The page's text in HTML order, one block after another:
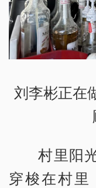
刘李彬正在
村里阳
穿梭在村